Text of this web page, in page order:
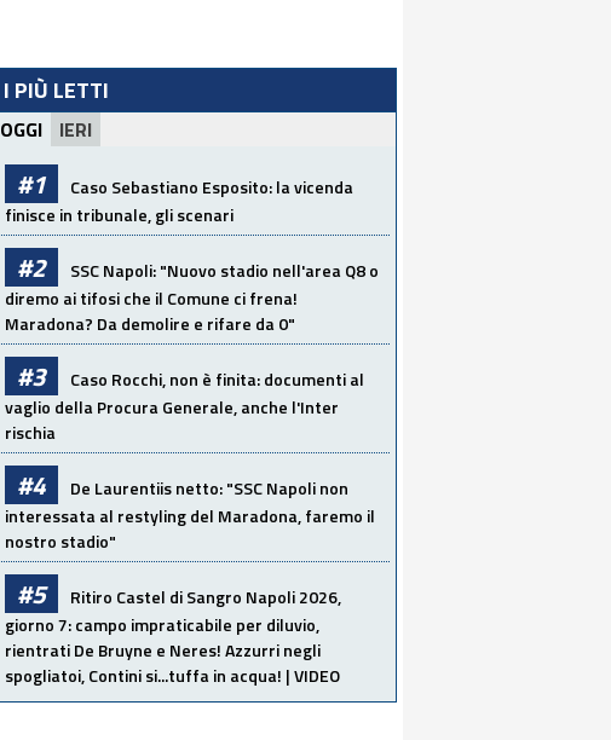
I PIÙ LETTI
OGGI IERI
#1
Caso Sebastiano Esposito: la vicenda
finisce in tribunale, gli scenari
#2
SSC Napoli: "Nuovo stadio nell'area Q8 o
diremo ai tifosi che il Comune ci frena!
Maradona? Da demolire e rifare da 0"
#3
Caso Rocchi, non è finita: documenti al
vaglio della Procura Generale, anche l'Inter
rischia
#4
De Laurentiis netto: "SSC Napoli non
interessata al restyling del Maradona, faremo il
nostro stadio"
#5
Ritiro Castel di Sangro Napoli 2026,
giorno 7: campo impraticabile per diluvio,
rientrati De Bruyne e Neres! Azzurri negli
spogliatoi, Contini si...tuffa in acqua! | VIDEO